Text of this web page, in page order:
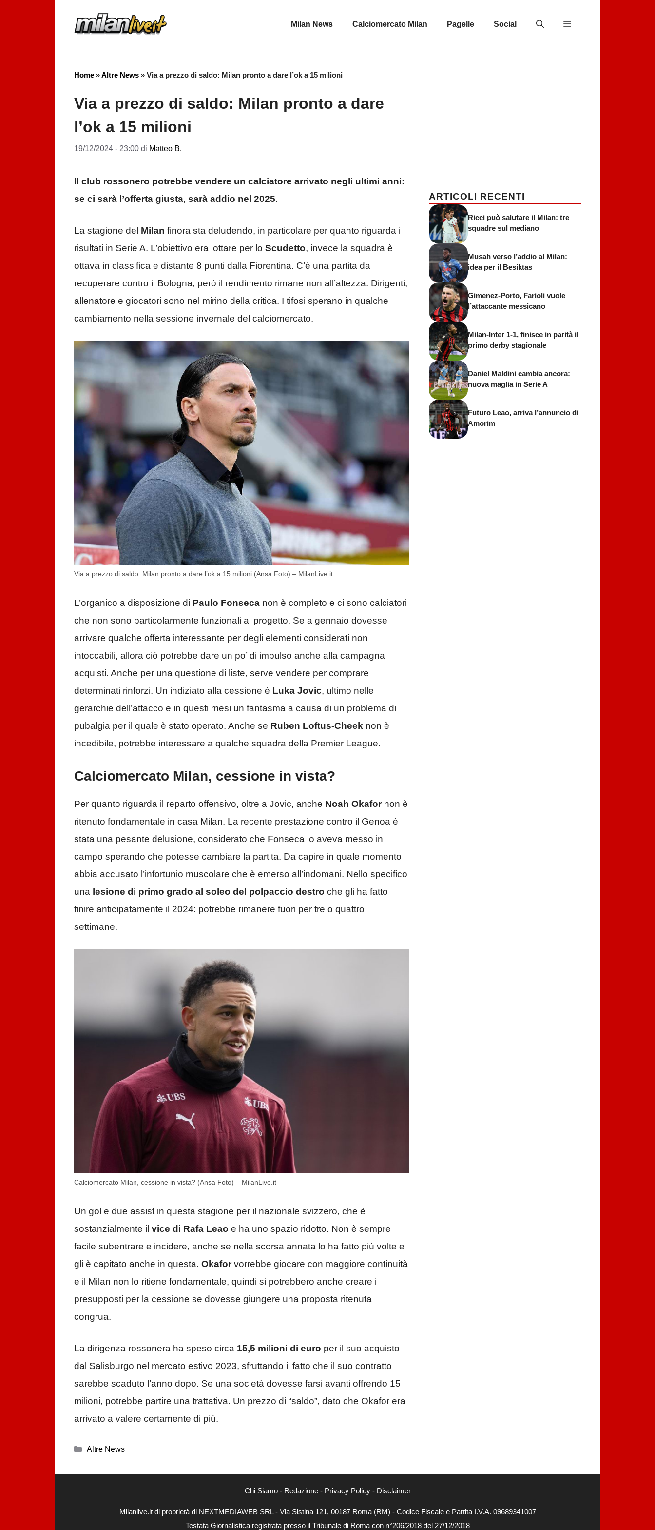
Milan News Calciomercato Milan Pagelle Social
Home »Altre News » Via a prezzo di saldo: Milan pronto a dare l’ok a 15 milioni
Via a prezzo di saldo: Milan pronto a dare
l’ok a 15 milioni
19/12/2024 - 23:00 di Matteo B.
Il club rossonero potrebbe vendere un calciatore arrivato negli ultimi anni:
se ci sarà l’offerta giusta, sarà addio nel 2025.
La stagione del Milan finora sta deludendo, in particolare per quanto riguarda i
risultati in Serie A. L’obiettivo era lottare per lo Scudetto, invece la squadra è
ottava in classifica e distante 8 punti dalla Fiorentina. C’è una partita da
recuperare contro il Bologna, però il rendimento rimane non all’altezza. Dirigenti,
allenatore e giocatori sono nel mirino della critica. I tifosi sperano in qualche
cambiamento nella sessione invernale del calciomercato.
Via a prezzo di saldo: Milan pronto a dare l’ok a 15 milioni (Ansa Foto) – MilanLive.it
L’organico a disposizione di Paulo Fonseca non è completo e ci sono calciatori
che non sono particolarmente funzionali al progetto. Se a gennaio dovesse
arrivare qualche offerta interessante per degli elementi considerati non
intoccabili, allora ciò potrebbe dare un po’ di impulso anche alla campagna
acquisti. Anche per una questione di liste, serve vendere per comprare
determinati rinforzi. Un indiziato alla cessione è Luka Jovic, ultimo nelle
gerarchie dell’attacco e in questi mesi un fantasma a causa di un problema di
pubalgia per il quale è stato operato. Anche se Ruben Loftus-Cheek non è
incedibile, potrebbe interessare a qualche squadra della Premier League.
Calciomercato Milan, cessione in vista?
Per quanto riguarda il reparto offensivo, oltre a Jovic, anche Noah Okafornon è
ritenuto fondamentale in casa Milan. La recente prestazione contro il Genoa è
stata una pesante delusione, considerato che Fonseca lo aveva messo in
campo sperando che potesse cambiare la partita. Da capire in quale momento
abbia accusato l’infortunio muscolare che è emerso all’indomani. Nello specifico
una lesione di primo grado al soleo del polpaccio destro che gli ha fatto
finire anticipatamente il 2024: potrebbe rimanere fuori per tre o quattro
settimane.
Calciomercato Milan, cessione in vista? (Ansa Foto) – MilanLive.it
Un gol e due assist in questa stagione per il nazionale svizzero, che è
sostanzialmente il vice di Rafa Leao e ha uno spazio ridotto. Non è sempre
facile subentrare e incidere, anche se nella scorsa annata lo ha fatto più volte e
gli è capitato anche in questa. Okaforvorrebbe giocare con maggiore continuità
e il Milan non lo ritiene fondamentale, quindi si potrebbero anche creare i
presupposti per la cessione se dovesse giungere una proposta ritenuta
congrua.
La dirigenza rossonera ha speso circa 15,5 milioni di euro per il suo acquisto
dal Salisburgo nel mercato estivo 2023, sfruttando il fatto che il suo contratto
sarebbe scaduto l’anno dopo. Se una società dovesse farsi avanti offrendo 15
milioni, potrebbe partire una trattativa. Un prezzo di “saldo”, dato che Okafor era
arrivato a valere certamente di più.
Categorie
Altre News
ARTICOLI RECENTI
Ricci può salutare il Milan: tre
squadre sul mediano
Musah verso l’addio al Milan:
idea per il Besiktas
Gimenez-Porto, Farioli vuole
l’attaccante messicano
Milan-Inter 1-1, finisce in parità il
primo derby stagionale
Daniel Maldini cambia ancora:
nuova maglia in Serie A
Futuro Leao, arriva l’annuncio di
Amorim
Chi Siamo- Redazione- Privacy Policy- Disclaimer
Milanlive.it di proprietà di NEXTMEDIAWEB SRL - Via Sistina 121, 00187 Roma (RM) - Codice Fiscale e Partita I.V.A. 09689341007
Testata Giornalistica registrata presso il Tribunale di Roma con n°206/2018 del 27/12/2018